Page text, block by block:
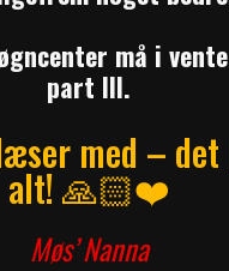
må i
part lll.
med –
alt! 🙏🏻❤️
Møs’ Nanna